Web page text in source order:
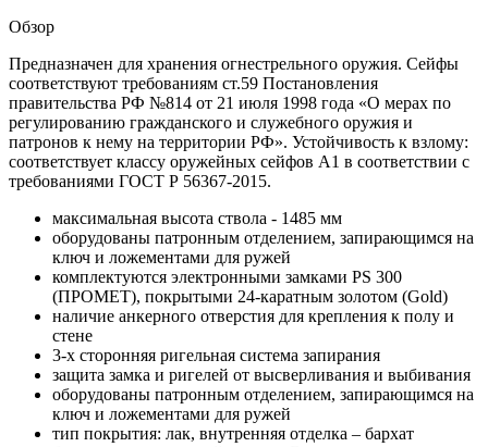
Обзор
Предназначен для хранения огнестрельного оружия. Сейфы
соответствуют требованиям ст.59 Постановления
правительства РФ №814 от 21 июля 1998 года «О мерах по
регулированию гражданского и служебного оружия и
патронов к нему на территории РФ». Устойчивость к взлому:
соответствует классу оружейных сейфов А1 в соответствии с
требованиями ГОСТ Р 56367-2015.
максимальная высота ствола - 1485 мм
оборудованы патронным отделением, запирающимся на
ключ и ложементами для ружей
комплектуются электронными замками PS 300
(ПРОМЕТ), покрытыми 24-каратным золотом (Gold)
наличие анкерного отверстия для крепления к полу и
стене
3-х сторонняя ригельная система запирания
защита замка и ригелей от высверливания и выбивания
оборудованы патронным отделением, запирающимся на
ключ и ложементами для ружей
тип покрытия: лак, внутренняя отделка – бархат